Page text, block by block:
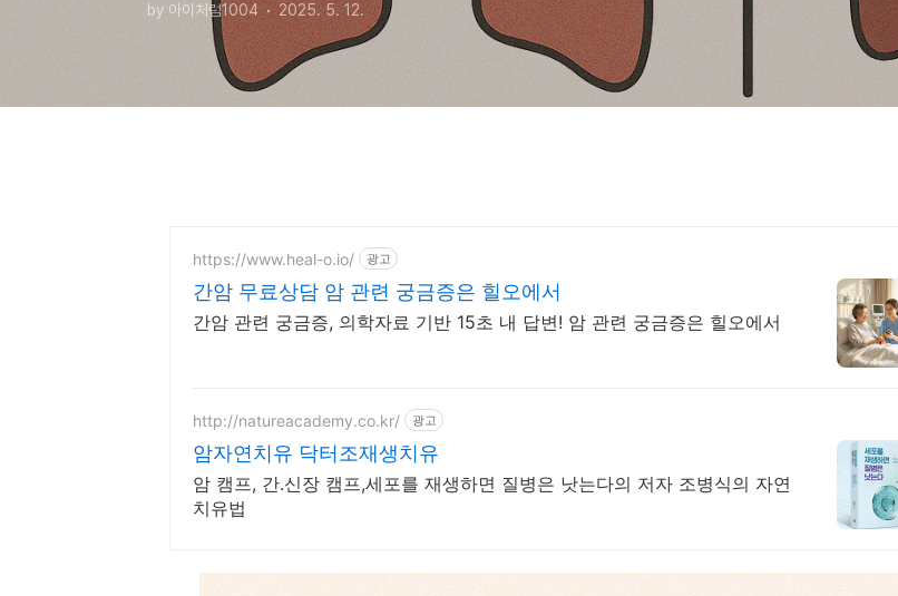
by 아이처럼1004 2025. 5. 12.
https://www.heal-o.io/ 광고
간암 무료상담 암 관련 궁금증은 힐오에서
간암 관련 궁금증, 의학자료 기반 15초 내 답변! 암 관련 궁금증은 힐오에서
http://natureacademy.co.kr/ 광고
암자연치유 닥터조재생치유
암 캠프, 간.신장 캠프,세포를 재생하면 질병은 낫는다의 저자 조병식의 자연
치유법